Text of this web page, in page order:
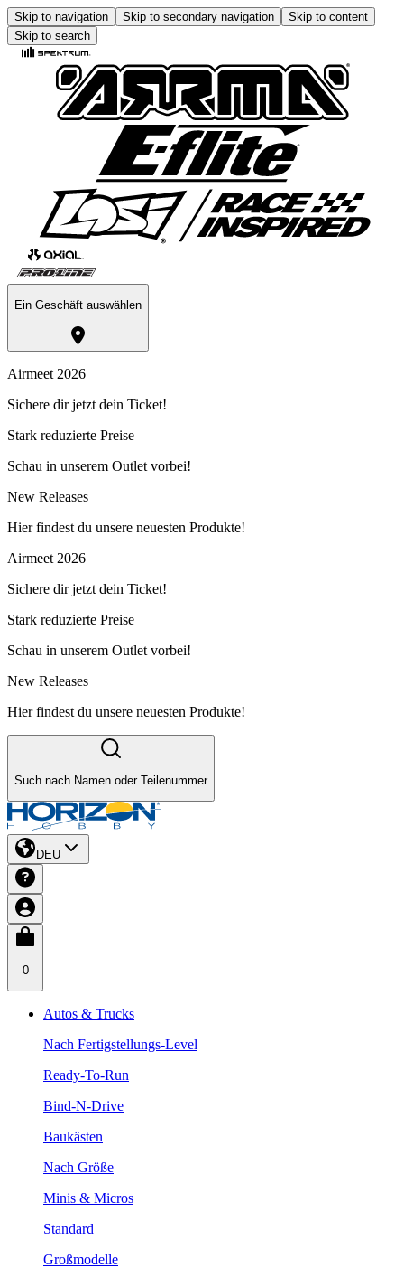
Skip to navigation Skip to secondary navigation
Skip to content
Skip to search
Ein Geschäft auswählen
Airmeet 2026
Sichere dir jetzt dein Ticket!
Stark reduzierte Preise
Schau in unserem Outlet vorbei!
New Releases
Hier findest du unsere neuesten Produkte!
Airmeet 2026
Sichere dir jetzt dein Ticket!
Stark reduzierte Preise
Schau in unserem Outlet vorbei!
New Releases
Hier findest du unsere neuesten Produkte!
Such nach Namen oder Teilenummer
DEU
0
Autos & Trucks
Nach Fertigstellungs-Level
Ready-To-Run
Bind-N-Drive
Baukästen
Nach Größe
Minis & Micros
Standard
Großmodelle